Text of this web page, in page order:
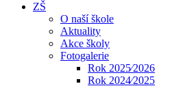
ZŠ
O naší škole
Aktuality
Akce školy
Fotogalerie
Rok 2025⁄2026
Rok 2024⁄2025